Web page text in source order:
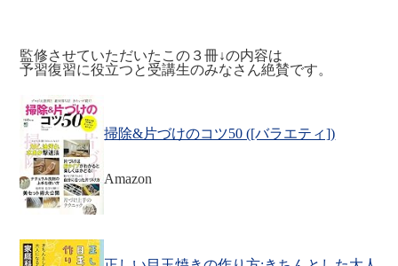
監修させていただいたこの３冊↓の内容は
予習復習に役立つと受講生のみなさん絶賛です。
掃除&片づけのコツ50 ([バラエティ])
Amazon